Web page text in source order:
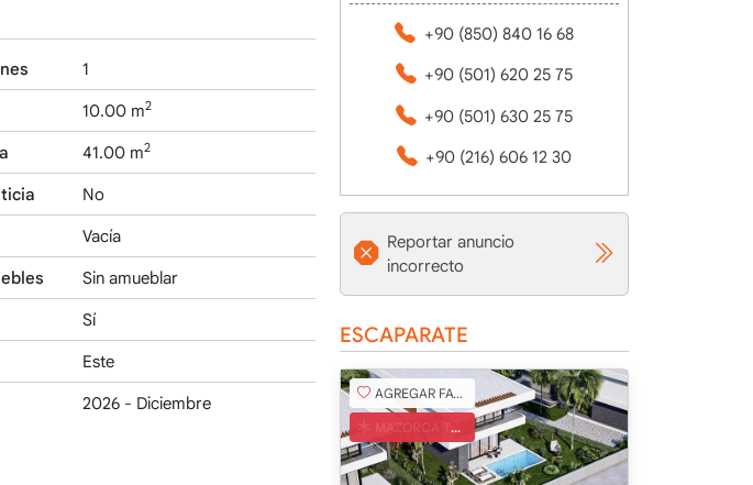
1
10.00 m2
41.00 m2
No
Vacía
Sin amueblar
Sí
Este
2026 - Diciembre
+90 (850) 840 16 68
+90 (501) 620 25 75
+90 (501) 630 25 75
+90 (216) 606 12 30
Reportar anuncio
incorrecto
ESCAPARATE
AGREGAR FAVORITO
MAZORCA TURCA